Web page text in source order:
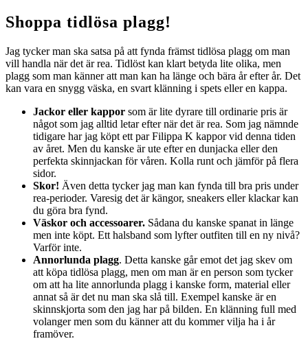
Shoppa tidlösa plagg!
Jag tycker man ska satsa på att fynda främst tidlösa plagg om man
vill handla när det är rea. Tidlöst kan klart betyda lite olika, men
plagg som man känner att man kan ha länge och bära år efter år. Det
kan vara en snygg väska, en svart klänning i spets eller en kappa.
Jackor eller kappor som är lite dyrare till ordinarie pris är
något som jag alltid letar efter när det är rea. Som jag nämnde
tidigare har jag köpt ett par Filippa K kappor vid denna tiden
av året. Men du kanske är ute efter en dunjacka eller den
perfekta skinnjackan för våren. Kolla runt och jämför på flera
sidor.
Skor! Även detta tycker jag man kan fynda till bra pris under
rea-perioder. Varesig det är kängor, sneakers eller klackar kan
du göra bra fynd.
Väskor och accessoarer. Sådana du kanske spanat in länge
men inte köpt. Ett halsband som lyfter outfiten till en ny nivå?
Varför inte.
Annorlunda plagg. Detta kanske går emot det jag skev om
att köpa tidlösa plagg, men om man är en person som tycker
om att ha lite annorlunda plagg i kanske form, material eller
annat så är det nu man ska slå till. Exempel kanske är en
skinnskjorta som den jag har på bilden. En klänning full med
volanger men som du känner att du kommer vilja ha i år
framöver.